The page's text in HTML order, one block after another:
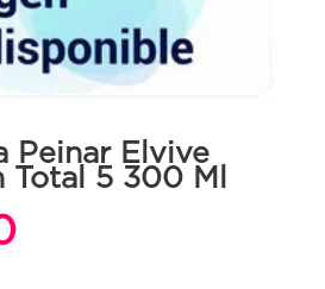
Peinar Elvive
Total 5 300 Ml